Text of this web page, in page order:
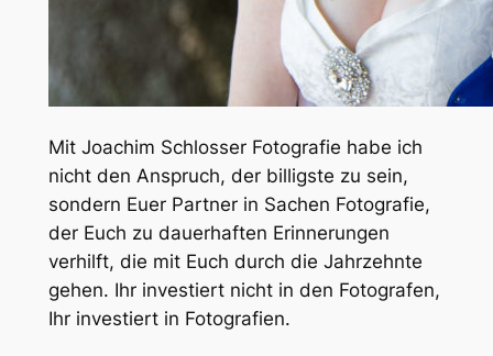
Mit Joachim Schlosser Fotografie habe ich
nicht den Anspruch, der billigste zu sein,
sondern Euer Partner in Sachen Fotografie,
der Euch zu dauerhaften Erinnerungen
verhilft, die mit Euch durch die Jahrzehnte
gehen. Ihr investiert nicht in den Fotografen,
Ihr investiert in Fotografien.